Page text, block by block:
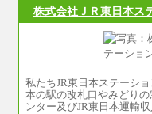
※経験、
優遇いた
※自己成
※別途、
株式会社ＪＲ東日本ス
私たちJR東日本ステーシ
本の駅の改札口やみどり
ンター及びJR東日本運輸